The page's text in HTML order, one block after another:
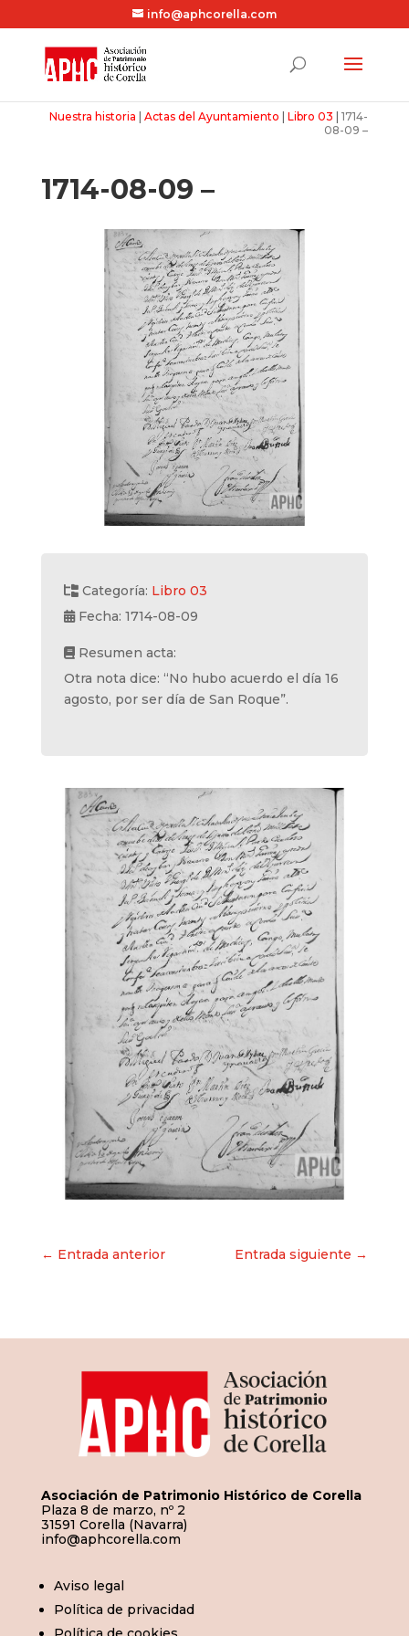
info@aphcorella.com
Nuestra historia |Actas del Ayuntamiento |Libro 03 |1714-
08-09 –
1714-08-09 –
Categoría: Libro 03
Fecha: 1714-08-09
Resumen acta:
Otra nota dice: “No hubo acuerdo el día 16
agosto, por ser día de San Roque”.
Navegación
← Entrada anterior Entrada siguiente →
Asociación de Patrimonio Histórico de Corella
Plaza 8 de marzo, nº 2
31591 Corella (Navarra)
info@aphcorella.com
Aviso legal
Política de privacidad